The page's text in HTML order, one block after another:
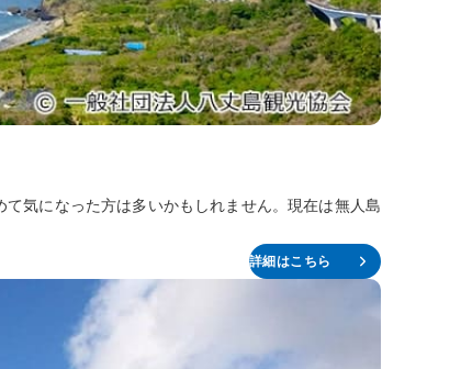
気になった方は多いかもしれません。現在は無人島
詳細はこちら